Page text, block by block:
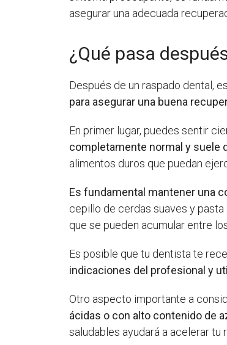
asegurar una adecuada
¿Qué pasa
Después de un raspado dental,
para asegurar una buena
En primer lugar, puedes sentir
completamente normal y suele
alimentos duros que puedan
Es fundamental mantener una
cepillo de cerdas suaves y
que se pueden acumular entre
Es posible que tu dentista te
indicaciones del profesional y
Otro aspecto importante a
ácidas o con alto contenido de
saludables ayudará a acelerar tu